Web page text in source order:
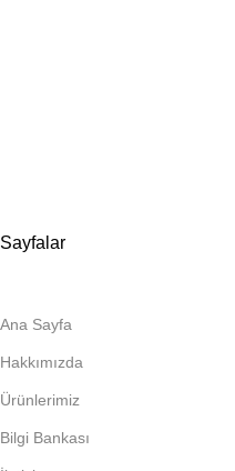
Sayfalar
Ana Sayfa
Hakkımızda
Ürünlerimiz
Bilgi Bankası